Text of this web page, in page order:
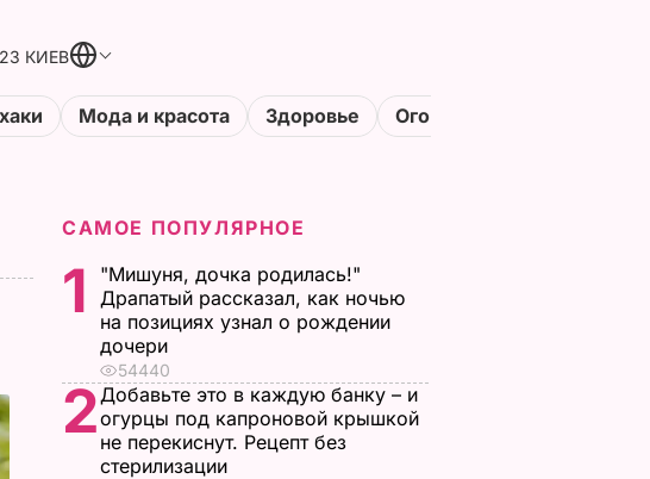
КИЕВ
Мода и красота Здоровье Огороды
САМОЕ ПОПУЛЯРНОЕ
1
"Мишуня, дочка родилась!"
Драпатый рассказал, как ночью
на позициях узнал о рождении
дочери
54440
2Добавьте это в каждую банку – и
огурцы под капроновой крышкой
не перекиснут. Рецепт без
стерилизации